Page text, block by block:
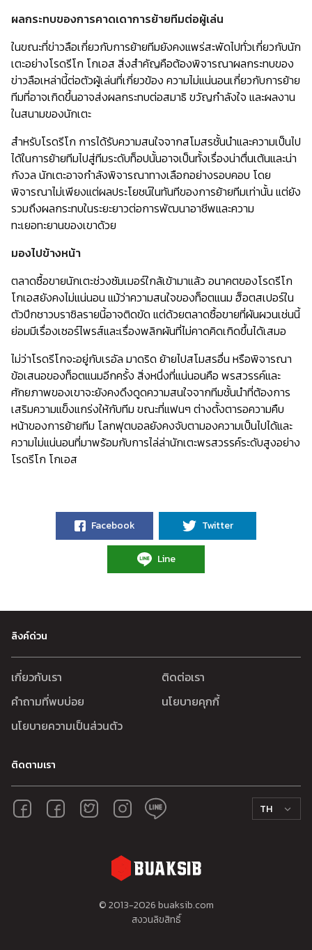
ผลกระทบของการคาดเดาการย้ายทีมต่อผู้เล่น
ในขณะที่ข่าวลือเกี่ยวกับการย้ายทีมยังคงแพร่สะพัดไปทั่วเกี่ยวกับนัก
เตะอย่างโรดรีโก โกเอส สิ่งสำคัญคือต้องพิจารณาผลกระทบของ
ข่าวลือเหล่านี้ต่อตัวผู้เล่นที่เกี่ยวข้อง ความไม่แน่นอนเกี่ยวกับการย้าย
ทีมที่อาจเกิดขึ้นอาจส่งผลกระทบต่อสมาธิ ขวัญกำลังใจ และผลงาน
ในสนามของนักเตะ
สำหรับโรดรีโก การได้รับความสนใจจากสโมสรชั้นนำและความเป็นไป
ได้ในการย้ายทีมไปสู่ทีมระดับท็อปนั้นอาจเป็นทั้งเรื่องน่าตื่นเต้นและน่า
กังวล นักเตะอาจกำลังพิจารณาทางเลือกอย่างรอบคอบ โดย
พิจารณาไม่เพียงแต่ผลประโยชน์ในทันทีของการย้ายทีมเท่านั้น แต่ยัง
รวมถึงผลกระทบในระยะยาวต่อการพัฒนาอาชีพและความ
ทะเยอทะยานของเขาด้วย
มองไปข้างหน้า
ตลาดซื้อขายนักเตะช่วงซัมเมอร์ใกล้เข้ามาแล้ว อนาคตของโรดรีโก
โกเอสยังคงไม่แน่นอน แม้ว่าความสนใจของท็อตแนม ฮ็อตสเปอร์ใน
ตัวปีกชาวบราซิลรายนี้อาจติดขัด แต่ด้วยตลาดซื้อขายที่ผันผวนเช่นนี้
ย่อมมีเรื่องเซอร์ไพรส์และเรื่องพลิกผันที่ไม่คาดคิดเกิดขึ้นได้เสมอ
ไม่ว่าโรดรีโกจะอยู่กับเรอัล มาดริด ย้ายไปสโมสรอื่น หรือพิจารณา
ข้อเสนอของท็อตแนมอีกครั้ง สิ่งหนึ่งที่แน่นอนคือ พรสวรรค์และ
ศักยภาพของเขาจะยังคงดึงดูดความสนใจจากทีมชั้นนำที่ต้องการ
เสริมความแข็งแกร่งให้กับทีม ขณะที่แฟนๆ ต่างตั้งตารอความคืบ
หน้าของการย้ายทีม โลกฟุตบอลยังคงจับตามองความเป็นไปได้และ
ความไม่แน่นอนที่มาพร้อมกับการไล่ล่านักเตะพรสวรรค์ระดับสูงอย่าง
โรดรีโก โกเอส
Facebook Twitter
Line
ลิงค์ด่วน
เกี่ยวกับเรา
ติดต่อเรา
คำถามที่พบบ่อย
นโยบายคุกกี้
นโยบายความเป็นส่วนตัว
ติดตามเรา
TH
© 2013-2026buaksib.com
สงวนลิขสิทธิ์